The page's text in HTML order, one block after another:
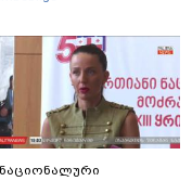
ჟორასა და
რაინდის"